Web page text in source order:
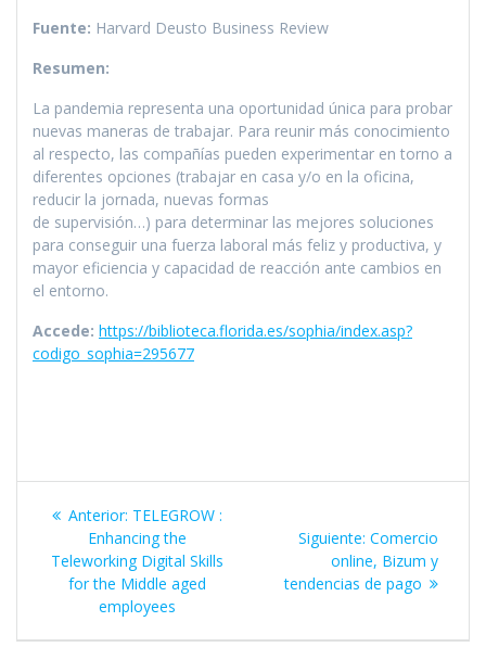
Fuente: Harvard Deusto Business Review
Resumen:
La pandemia representa una oportunidad única para probar
nuevas maneras de trabajar. Para reunir más conocimiento
al respecto, las compañías pueden experimentar en torno a
diferentes opciones (trabajar en casa y/o en la oficina,
reducir la jornada, nuevas formas
de supervisión…) para determinar las mejores soluciones
para conseguir una fuerza laboral más feliz y productiva, y
mayor eficiencia y capacidad de reacción ante cambios en
el entorno.
Accede: https://biblioteca.florida.es/sophia/index.asp?
codigo_sophia=295677
Navegación
de
entradas
Anterior: Entrada
anterior:
TELEGROW :
Enhancing the
Teleworking Digital Skills
for the Middle aged
employees
Siguiente: Siguiente
entrada:
Comercio
online, Bizum y
tendencias de pago